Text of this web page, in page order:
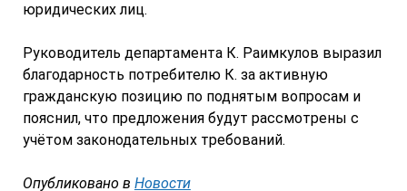
юридических лиц.
Руководитель департамента К. Раимкулов выразил
благодарность потребителю К. за активную
гражданскую позицию по поднятым вопросам и
пояснил, что предложения будут рассмотрены с
учётом законодательных требований.
Опубликовано в Новости